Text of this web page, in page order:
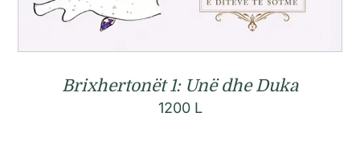
Brixhertonët 1: Unë dhe Duka
1200 L